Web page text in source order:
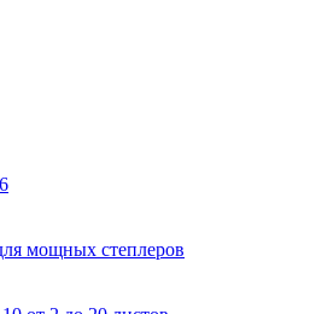
мощных степлеров